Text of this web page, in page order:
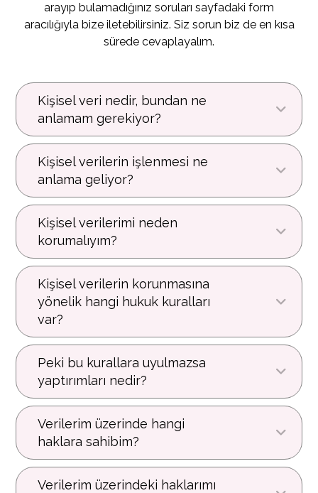
arayıp bulamadığınız soruları sayfadaki form
aracılığıyla bize iletebilirsiniz. Siz sorun biz de en kısa
sürede cevaplayalım.
Kişisel veri nedir, bundan ne
anlamam gerekiyor?
Kişisel verilerin işlenmesi ne
anlama geliyor?
Kişisel verilerimi neden
korumalıyım?
Kişisel verilerin korunmasına
yönelik hangi hukuk kuralları
var?
Peki bu kurallara uyulmazsa
yaptırımları nedir?
Verilerim üzerinde hangi
haklara sahibim?
Verilerim üzerindeki haklarımı